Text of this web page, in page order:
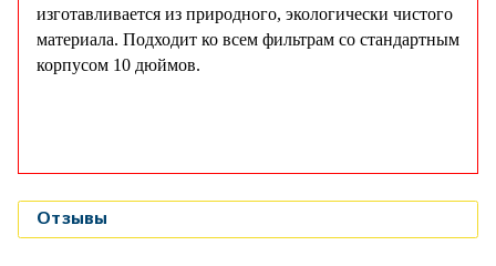
изготавливается из природного, экологически чистого
материала. Подходит ко всем фильтрам со стандартным
корпусом 10 дюймов.
Отзывы